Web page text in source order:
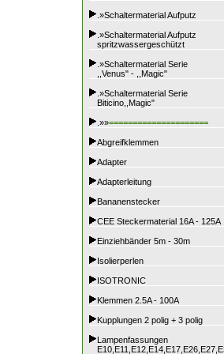
.»Schaltermaterial Aufputz
.»Schaltermaterial Aufputz
spritzwassergeschützt
.»Schaltermaterial Serie
,,Venus" - ,,Magic"
.»Schaltermaterial Serie
Biticino,,Magic"
.»»=====================
Abgreifklemmen
Adapter
Adapterleitung
Bananenstecker
CEE Steckermaterial 16A - 125A
Einziehbänder 5m - 30m
Isolierperlen
ISOTRONIC
Klemmen 2.5A - 100A
Kupplungen 2 polig + 3 polig
Lampenfassungen